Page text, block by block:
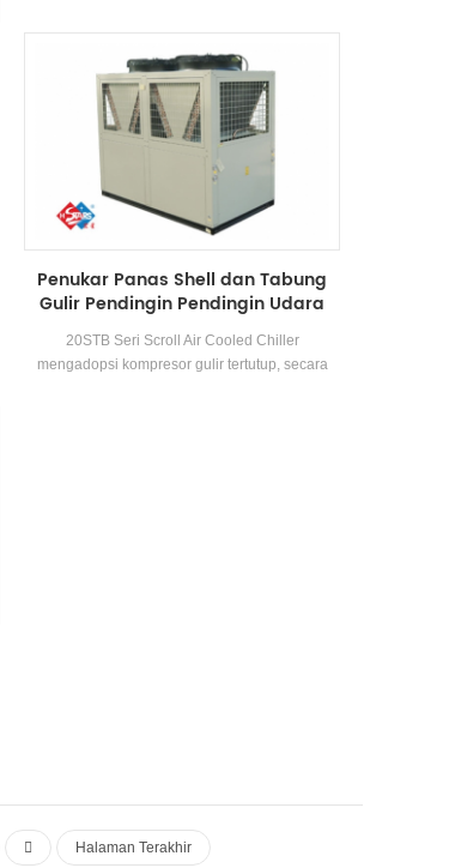
Tinggi Penukar panas shell dan tabung,
menggunakan R22, R407C Refrigeran, efisiensi
energi kelas hingga 2 level
Penukar Panas Shell dan Tabung
Gulir Pendingin Pendingin Udara
20STB Seri Scroll Air Cooled Chiller
mengadopsi kompresor gulir tertutup, secara
Halaman Terakhir